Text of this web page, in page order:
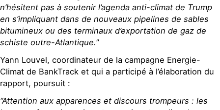
n’hésitent pas à soutenir l’agenda anti-climat de Trump
en s’impliquant dans de nouveaux pipelines de sables
bitumineux ou des terminaux d’exportation de gaz de
schiste outre-Atlantique.”
Yann Louvel, coordinateur de la campagne Energie-
Climat de BankTrack et qui a participé à l’élaboration du
rapport, poursuit :
“Attention aux apparences et discours trompeurs : les